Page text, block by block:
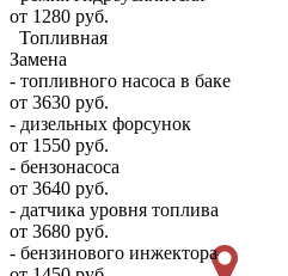
от 1280 руб.
Топливная
Замена
- топливного насоса в баке
от 3630 руб.
- дизельных форсунок
от 1550 руб.
- бензонасоса
от 3640 руб.
- датчика уровня топлива
от 3680 руб.
- бензинового инжектора